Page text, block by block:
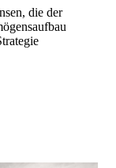
die der